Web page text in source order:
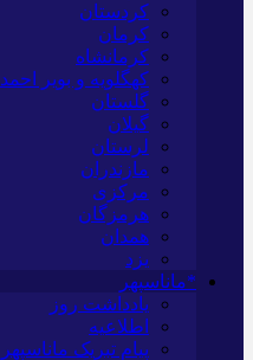
کردستان
کرمان
کرمانشاه
کهگلویه و بویر احمد
گلستان
گیلان
لرستان
مازندران
مرکزی
هرمزگان
همدان
یزد
*ماناسپهر
یادداشت روز
اطلاعیه
پیام تبریک ماناسپهر